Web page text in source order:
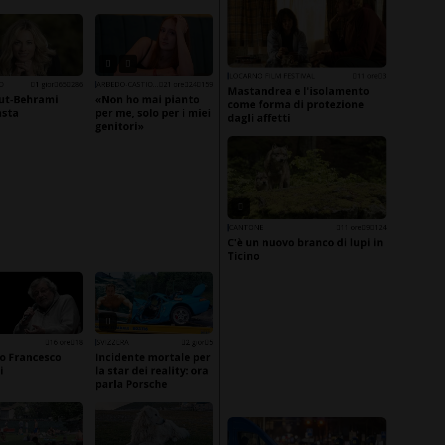
1 gior 65 286
Behrami
21 ore 24 159
«Non ho mai pianto
per me, solo per i miei
genitori»
16 ore 18
Francesco
SVIZZERA 2 gior 5
Incidente mortale per
la star dei reality: ora
parla Porsche
LOCARNO FILM FESTIVAL 11 ore 3
Mastandrea e l'isolamento
come forma di protezione
dagli affetti
CANTONE 11 ore 9 124
C'è un nuovo branco di lupi in
Ticino